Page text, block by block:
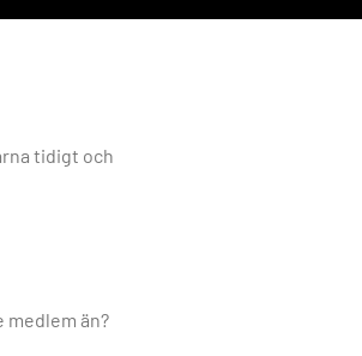
tidigt och
medlem än?